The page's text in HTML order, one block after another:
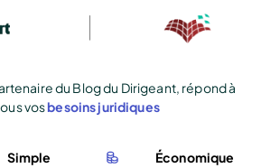
du Blog du Dirigeant, répond à
vosbesoins juridiques
Simple Économique